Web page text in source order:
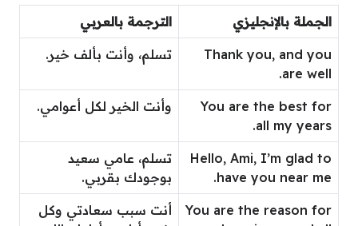
الجملة بالإنجليزي الترجمة بالعربي
Thank you, and you
are well.
تسلم، وأنت بألف خير.
You are the best for
all my years.
وأنت الخير لكل أعوامي.
Hello, Ami, I’m glad to
have you near me.
تسلم، عامي سعيد
بوجودك بقربي.
You are the reason for
أنت سبب سعادتي وكل